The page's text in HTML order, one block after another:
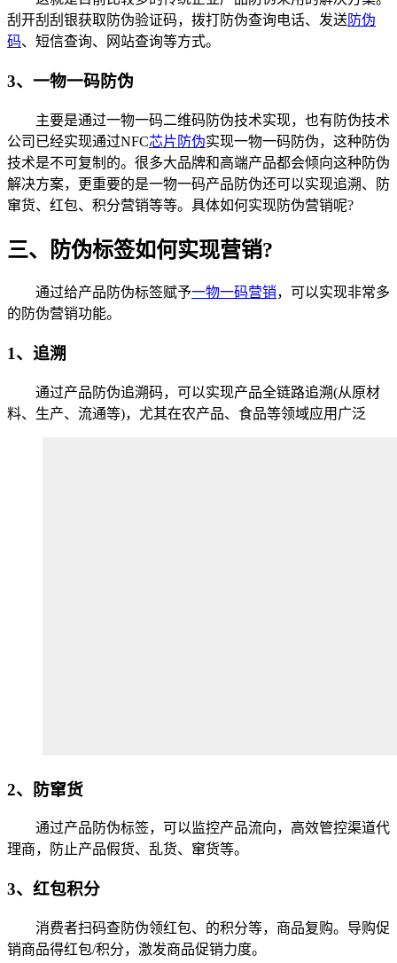
刮开刮刮银获取防伪验证码，拨打防伪查询电话、发送防伪
码、短信查询、网站查询等方式。
3、一物一码防伪
主要是通过一物一码二维码防伪技术实现，也有防伪技术
公司已经实现通过NFC芯片防伪实现一物一码防伪，这种防伪
技术是不可复制的。很多大品牌和高端产品都会倾向这种防伪
解决方案，更重要的是一物一码产品防伪还可以实现追溯、防
窜货、红包、积分营销等等。具体如何实现防伪营销呢?
三、防伪标签如何实现营销?
通过给产品防伪标签赋予一物一码营销，可以实现非常多
的防伪营销功能。
1、追溯
通过产品防伪追溯码，可以实现产品全链路追溯(从原材
料、生产、流通等)，尤其在农产品、食品等领域应用广泛
2、防窜货
通过产品防伪标签，可以监控产品流向，高效管控渠道代
理商，防止产品假货、乱货、窜货等。
3、红包积分
消费者扫码查防伪领红包、的积分等，商品复购。导购促
销商品得红包/积分，激发商品促销力度。